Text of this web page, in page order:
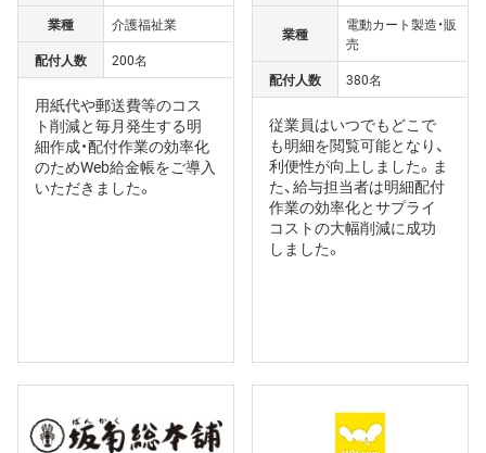
業種
介護福祉業
配付人数
200名
用紙代や郵送費等のコス
ト削減と毎月発生する明
細作成・配付作業の効率化
のためWeb給金帳をご導入
いただきました。
業種
電動カート製造・販
売
配付人数
380名
従業員はいつでもどこで
も明細を閲覧可能となり、
利便性が向上しました。ま
た、給与担当者は明細配付
作業の効率化とサプライ
コストの大幅削減に成功
しました。